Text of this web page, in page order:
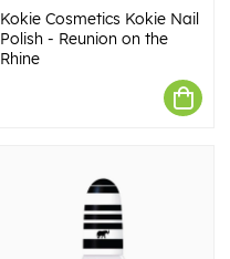
Kokie Cosmetics Kokie Nail
Polish - Reunion on the
Rhine